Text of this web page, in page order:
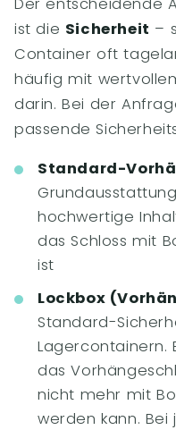
ist die Sicherheit –
Container oft
häufig mit
darin. Bei der
passende
Standard-
hochwertige
das Schloss mit
ist
Lockbox
Standard-
Lagercontainern.
das
nicht mehr mit
werden kann.